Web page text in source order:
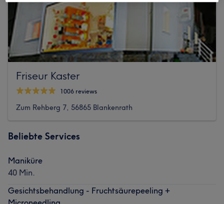
Friseur Kaster
1006 reviews
Zum Rehberg 7, 56865 Blankenrath
Beliebte Services
Maniküre
40 Min.
Gesichtsbehandlung - Fruchtsäurepeeling +